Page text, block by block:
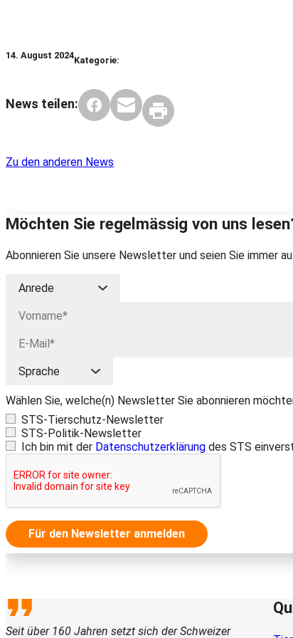
14. August 2024Kategorie:
News teilen:
Zu den anderen News
Möchten Sie regelmässig von uns
Abonnieren Sie unsere Newsletter und seien Sie immer
Wählen Sie, welche(n) Newsletter Sie abonnieren
STS-Tierschutz-Newsletter
STS-Politik-Newsletter
Ich bin mit der Datenschutzerklärung des STS
Für den Newsletter anmelden
Seit über 160 Jahren setzt sich der Schweizer